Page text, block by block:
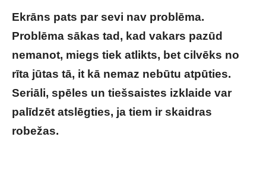
Ekrāns pats par sevi nav problēma.
Problēma sākas tad, kad vakars pazūd
nemanot, miegs tiek atlikts, bet cilvēks no
rīta jūtas tā, it kā nemaz nebūtu atpūties.
Seriāli, spēles un tiešsaistes izklaide var
palīdzēt atslēgties, ja tiem ir skaidras
robežas.